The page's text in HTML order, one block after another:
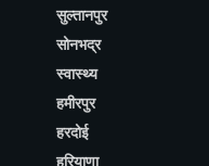
सुल्तानपुर
सोनभद्र
स्वास्थ्य
हमीरपुर
हरदोई
हरियाणा